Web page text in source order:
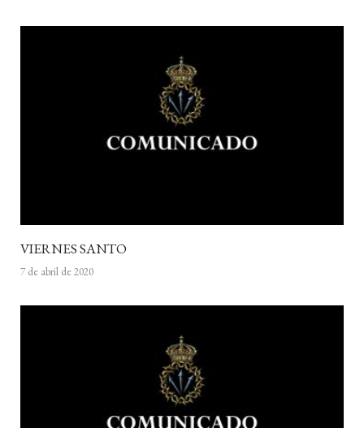
VIERNES SANTO
7 de abril de 2020